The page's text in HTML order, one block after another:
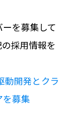
を募集して
採用情報を
動開発とクラ
を募集